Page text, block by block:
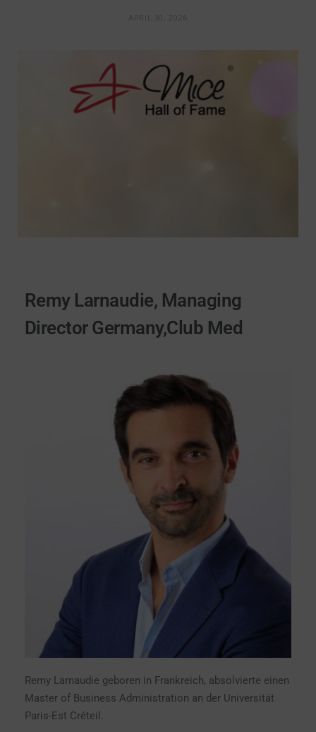
Remy Larnaudie, Managing
Director Germany,Club Med
Remy Larnaudie geboren in Frankreich, absolvierte einen
Master of Business Administration an der Universität
Paris-Est Créteil.